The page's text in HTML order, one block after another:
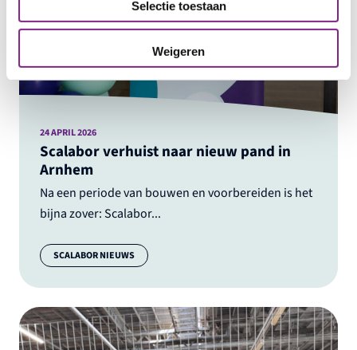
Selectie toestaan
Weigeren
Scalabor verhuist naar nieuw pand in
Arnhem
Na een periode van bouwen en voorbereiden is het
bijna zover: Scalabor...
24 APRIL 2026
Categorie:
SCALABOR NIEUWS